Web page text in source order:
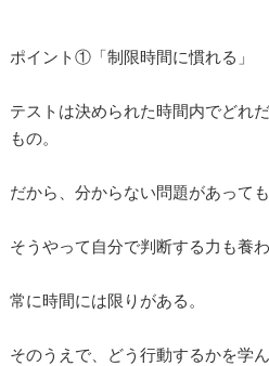
ポイント①「制限時間に慣れる」
テストは決められた時間内でどれ
もの。
だから、分からない問題があって
そうやって自分で判断する力も養わ
常に時間には限りがある。
そのうえで、どう行動するかを学ん